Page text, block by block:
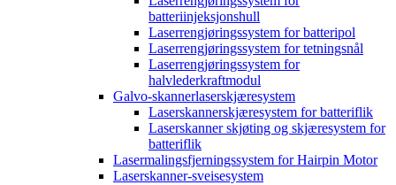
batteriinjeksjonshull
Laserrengjøringssystem for batteripol
Laserrengjøringssystem for tetningsnål
Laserrengjøringssystem for
halvlederkraftmodul
Galvo-skannerlaserskjæresystem
Laserskannerskjæresystem for batteriflik
Laserskanner skjøting og skjæresystem for
batteriflik
Lasermalingsfjerningssystem for Hairpin Motor
Laserskanner-sveisesystem